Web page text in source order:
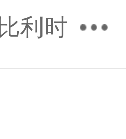
比利时